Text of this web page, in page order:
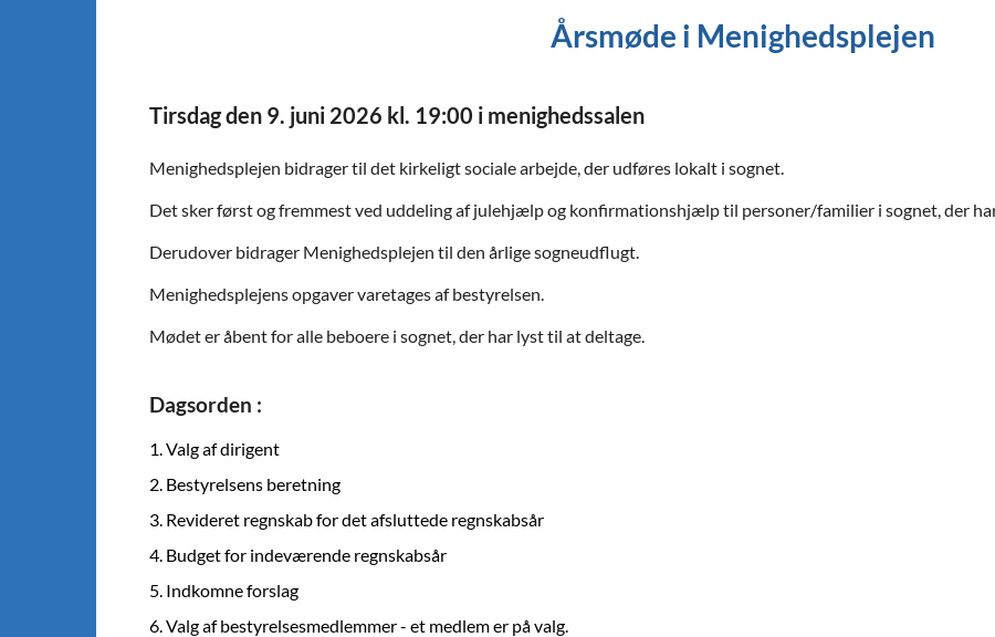
Årsmøde i Menighedsplejen
Tirsdag den 9. juni 2026 kl. 19:00 i menighedssalen
Menighedsplejen bidrager til det kirkeligt sociale arbejde, der udføres lokalt i sognet.
Det sker først og fremmest ved uddeling af julehjælp og konfirmationshjælp til personer/familier i sognet, der
Derudover bidrager Menighedsplejen til den årlige sogneudflugt.
Menighedsplejens opgaver varetages af bestyrelsen.
Mødet er åbent for alle beboere i sognet, der har lyst til at deltage.
Dagsorden :
1. Valg af dirigent
2. Bestyrelsens beretning
3. Revideret regnskab for det afsluttede regnskabsår
4. Budget for indeværende regnskabsår
5. Indkomne forslag
6. Valg af bestyrelsesmedlemmer - et medlem er på valg.